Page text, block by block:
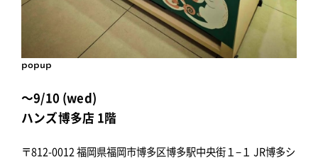
popup
～9/10 (wed)
ハンズ博多店 1階
〒812-0012 福岡県福岡市博多区博多駅中央街１−１ JR博多シ